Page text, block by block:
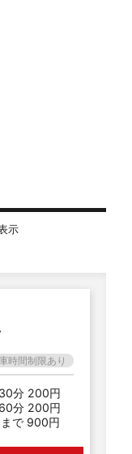
示
時間制限あり
分 200円
分 200円
で 900円